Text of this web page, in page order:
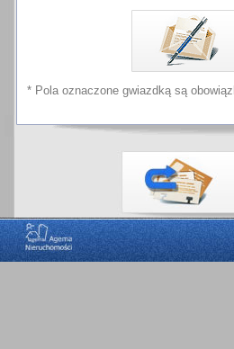
* Pola oznaczone gwiazdką są